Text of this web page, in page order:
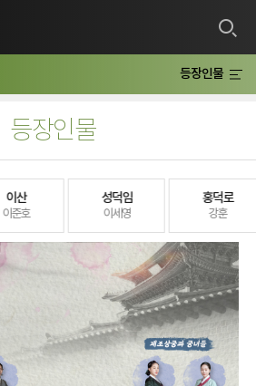
등장인물
등장인물
이산
이준호
성덕임
이세영
홍덕로
강훈